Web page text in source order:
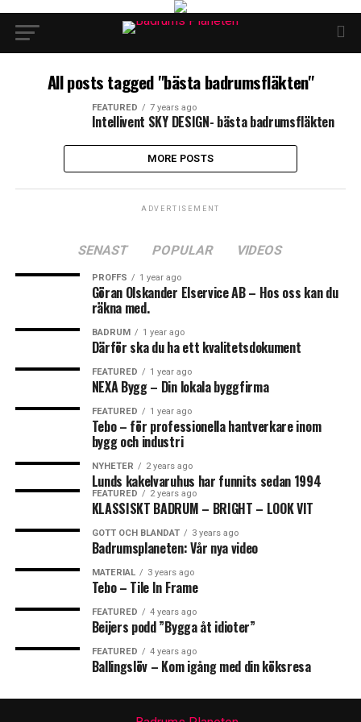
All posts tagged "bästa badrumsfläkten"
FEATURED 7 years ago
Intellivent SKY DESIGN- bästa badrumsfläkten
MORE POSTS
ADVERTISEMENT
SENAST POPULAR VIDEOS
PROFFS 1 year ago
Göran Olskander Elservice AB – Hos oss kan du
räkna med.
BADRUM 1 year ago
Därför ska du ha ett kvalitetsdokument
FEATURED 1 year ago
NEXA Bygg – Din lokala byggfirma
FEATURED 1 year ago
Tebo – för professionella hantverkare inom
bygg och industri
NYHETER 2 years ago
Lunds kakelvaruhus har funnits sedan 1994
FEATURED 2 years ago
KLASSISKT BADRUM – BRIGHT – LOOK VIT
GOTT OCH BLANDAT 3 years ago
Badrumsplaneten: Vår nya video
MATERIAL 3 years ago
Tebo – Tile In Frame
FEATURED 4 years ago
Beijers podd ”Bygga åt idioter”
FEATURED 4 years ago
Ballingslöv – Kom igång med din köksresa